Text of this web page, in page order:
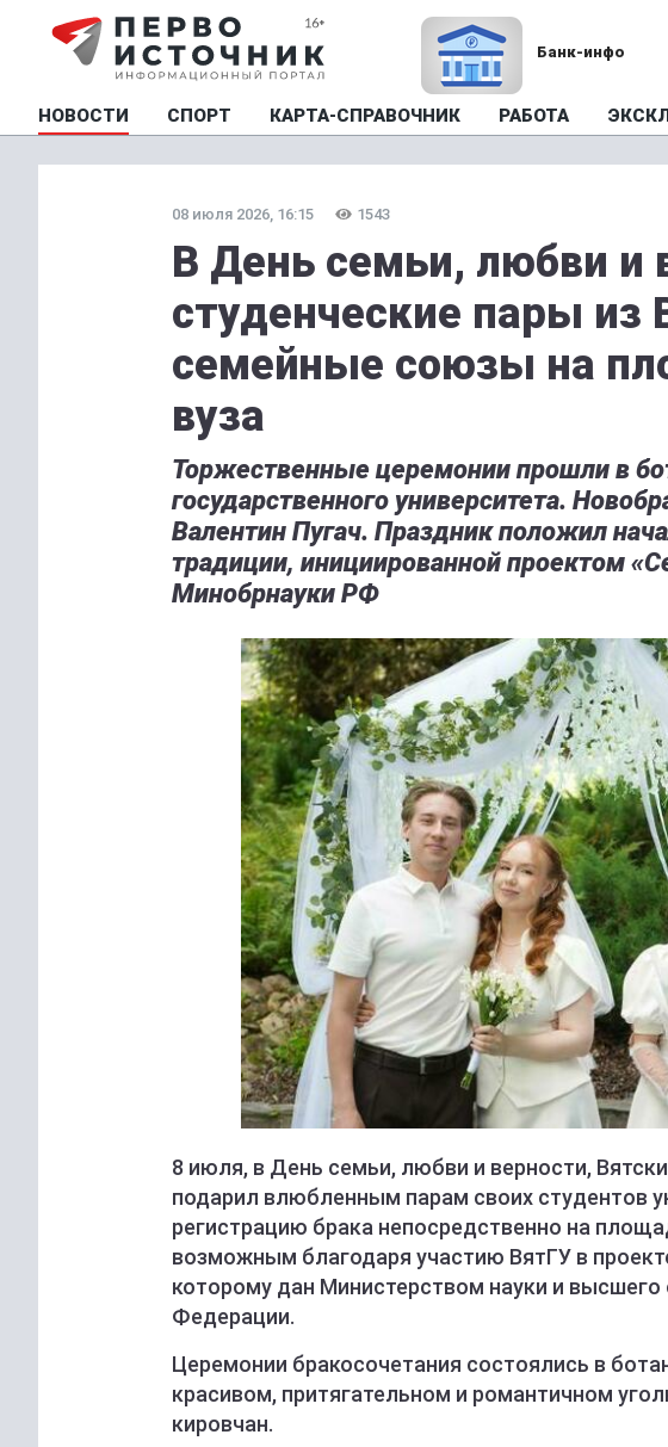
Банк-инфо
НОВОСТИ СПОРТ КАРТА-СПРАВОЧНИК РАБОТА
08 июля 2026, 16:15 1543
В День семьи, любви и
студенческие пары из
семейные союзы на
вуза
Торжественные церемонии прошли в
государственного университета.
Валентин Пугач. Праздник положил
традиции, инициированной проектом
Минобрнауки РФ
8 июля, в День семьи, любви и верности,
подарил влюбленным парам своих студентов
регистрацию брака непосредственно на
возможным благодаря участию ВятГУ в
которому дан Министерством науки и высшего
Федерации.
Церемонии бракосочетания состоялись в
красивом, притягательном и романтичном
кировчан.